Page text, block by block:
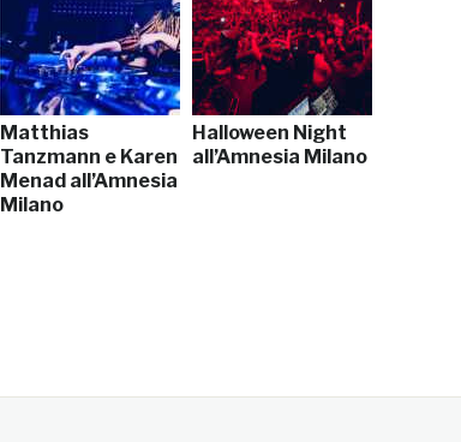
Matthias
Tanzmann e Karen
Menad all’Amnesia
Milano
Halloween Night
all’Amnesia Milano